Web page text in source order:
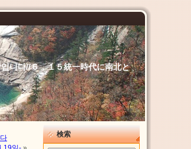
니다//６．１５統一時代に南北と
検索